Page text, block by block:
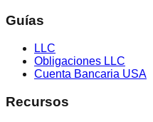
Guías
LLC
Obligaciones LLC
Cuenta Bancaria USA
Recursos